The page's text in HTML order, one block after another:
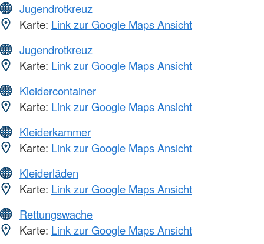
Jugendrotkreuz
Karte: Link zur Google Maps Ansicht
Jugendrotkreuz
Karte: Link zur Google Maps Ansicht
Kleidercontainer
Karte: Link zur Google Maps Ansicht
Kleiderkammer
Karte: Link zur Google Maps Ansicht
Kleiderläden
Karte: Link zur Google Maps Ansicht
Rettungswache
Karte: Link zur Google Maps Ansicht